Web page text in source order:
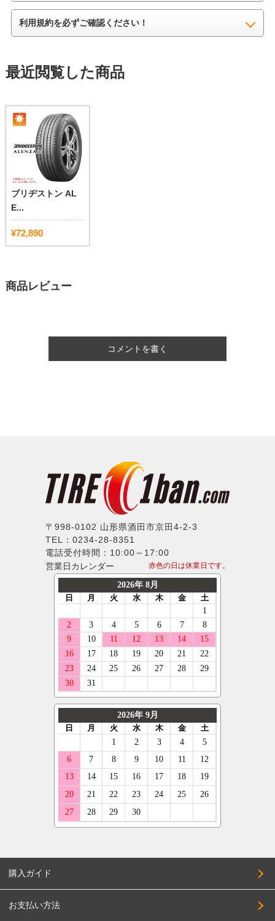
利用規約を必ずご確認ください！
最近閲覧した商品
ブリヂストン AL
E...
¥72,890
商品レビュー
コメントを書く
〒998-0102 山形県酒田市京田4-2-3
TEL：0234-28-8351
電話受付時間：10:00～17:00
営業日カレンダー
赤色の日は休業日です。
購入ガイド
お支払い方法